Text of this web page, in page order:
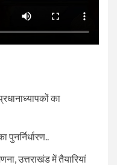
का
उत्तराखंड में तैयारियां